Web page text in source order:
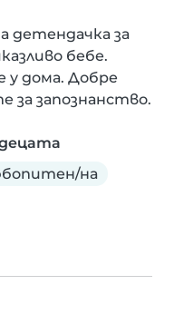
детендачка за
бебе.
у дома. Добре
за запознанство.
на